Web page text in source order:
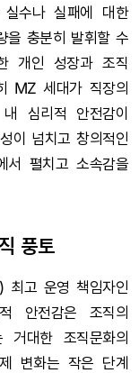
수나 실패에 대한
을 충분히 발휘할 수
개인 성장과 조직
MZ 세대가 직장의
심리적 안전감이
이 넘치고 창의적인
서 펼치고 소속감을
풍토
고 운영 책임자인
안전감은 조직의
거대한 조직문화의
변화는 작은 단계